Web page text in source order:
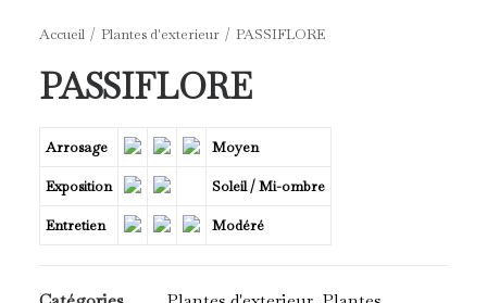
Accueil Plantes d'exterieur PASSIFLORE
PASSIFLORE
Arrosage Moyen
Exposition Soleil / Mi-ombre
Entretien Modéré